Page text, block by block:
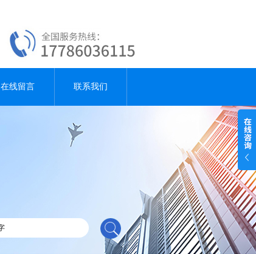
在线留言 联系我们